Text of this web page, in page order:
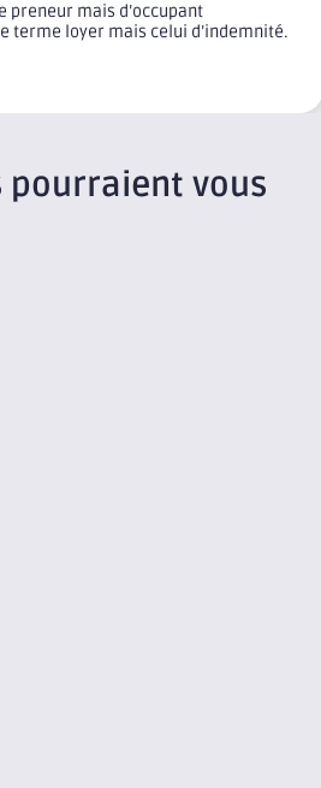
preneur mais d’occupant
terme loyer mais celui d’indemnité.
pourraient vous